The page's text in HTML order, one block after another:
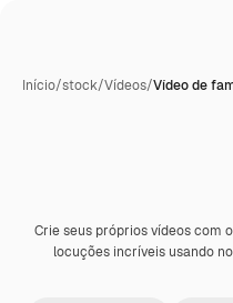
Início/stock/Vídeos/Vídeo de
Premium
Crie seus próprios vídeos com o
locuções incríveis usando